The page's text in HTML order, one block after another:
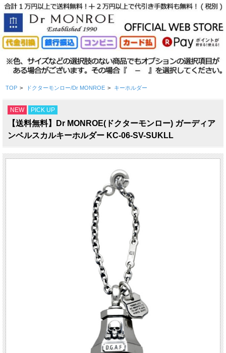
TOP > ドクターモンロー/Dr MONROE > キーホルダー
NEW PICK UP
【送料無料】Dr MONROE(ドクターモンロー) ガーディア
ンベルスカルキーホルダー KC-06-SV-SUKLL